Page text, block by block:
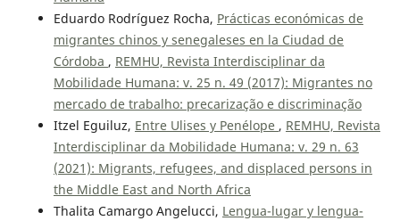
Eduardo Rodríguez Rocha, Prácticas económicas de
migrantes chinos y senegaleses en la Ciudad de
Córdoba , REMHU, Revista Interdisciplinar da
Mobilidade Humana: v. 25 n. 49 (2017): Migrantes no
mercado de trabalho: precarização e discriminação
Itzel Eguiluz, Entre Ulises y Penélope , REMHU, Revista
Interdisciplinar da Mobilidade Humana: v. 29 n. 63
(2021): Migrants, refugees, and displaced persons in
the Middle East and North Africa
Thalita Camargo Angelucci, Lengua-lugar y lengua-